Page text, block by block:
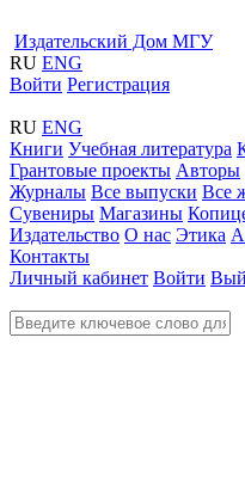
Издательский Дом МГУ
RU ENG
Войти Регистрация
RU ENG
Книги Учебная литература
Грантовые проекты Авторы
Журналы Все выпуски Все
Сувениры Магазины
Издательство О нас Этика
Контакты
Личный кабинет Войти